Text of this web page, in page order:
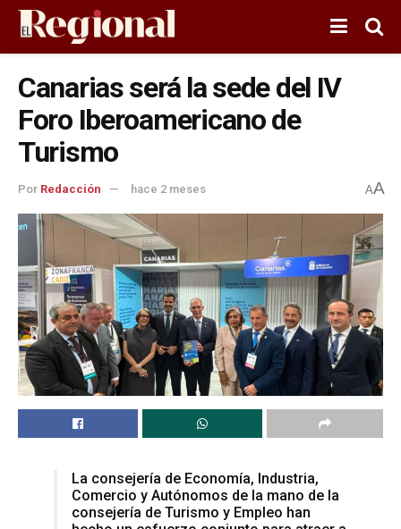
Canarias será la sede del IV
Foro Iberoamericano de
Turismo
Por Redacción hace 2 meses AA
La consejería de Economía, Industria,
Comercio y Autónomos de la mano de la
consejería de Turismo y Empleo han